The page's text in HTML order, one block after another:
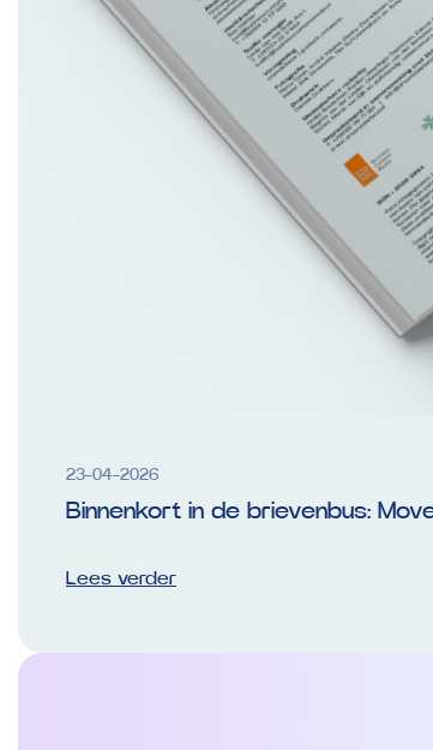
23-04-2026
Binnenkort in de brievenbus:
Lees verder